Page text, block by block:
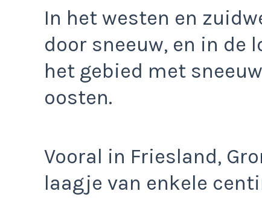
In het westen en
door sneeuw, en in de
het gebied met
oosten.
Vooral in Friesland,
laagje van enkele